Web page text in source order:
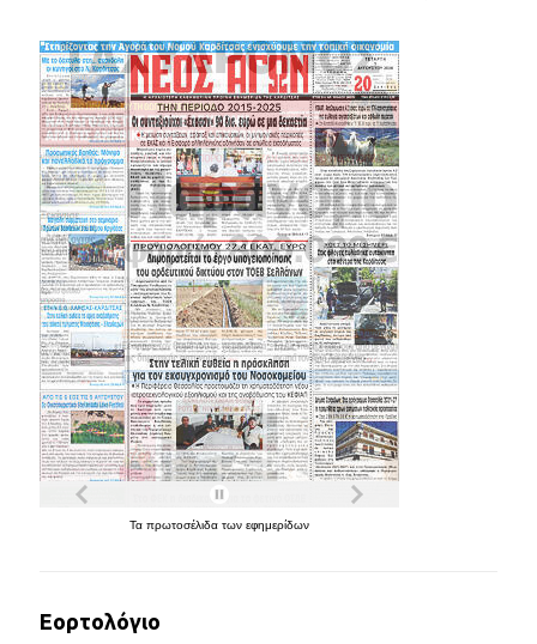
Τα πρωτοσέλιδα των εφημερίδων
Εορτολόγιο